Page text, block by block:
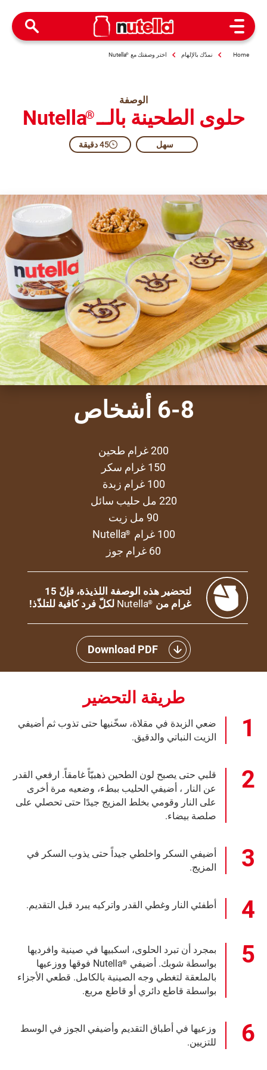
Home نمدّك بالإلهام اختر وصفتك مع ®
Nutella
الوصفة
حلوى الطحينة بالــ®
Nutella
سهل 45 دقيقة
6-8 أشخاص
200 غرام طحين
150 غرام سكر
100 غرام زبدة
220 مل حليب سائل
90 مل زيت
100 غرام
®
Nutella
60 غرام جوز
لتحضير هذه الوصفة اللذيذة، فإنّ 15
غرام من ®
Nutella لكلّ فرد كافية للتلذّذ!
Download PDF
طريقة التحضير
ضعي الزبدة في مقلاة، سخّنيها حتى تذوب ثم أضيفي
الزيت النباتي والدقيق.
قلبي حتى يصبح لون الطحين ذهبيّاً غامقاً. ارفعي القدر
عن النار ، أضيفي الحليب ببطء، وضعيه مرة أخرى
على النار وقومي بخلط المزيج جيدًا حتى تحصلي على
صلصة بيضاء.
أضيفي السكر واخلطي جيداً حتى يذوب السكر في
المزيج.
أطفئي النار وغطي القدر واتركيه يبرد قبل التقديم.
بمجرد أن تبرد الحلوى، اسكبيها في صينية وافرديها
بواسطة شوبك. أضيفي ®
Nutella فوقها ووزعيها
بالملعقة لتغطي وجه الصينية بالكامل. قطعي الأجزاء
بواسطة قاطع دائري أو قاطع مربع.
وزعيها في أطباق التقديم وأضيفي الجوز في الوسط
للتزيين.